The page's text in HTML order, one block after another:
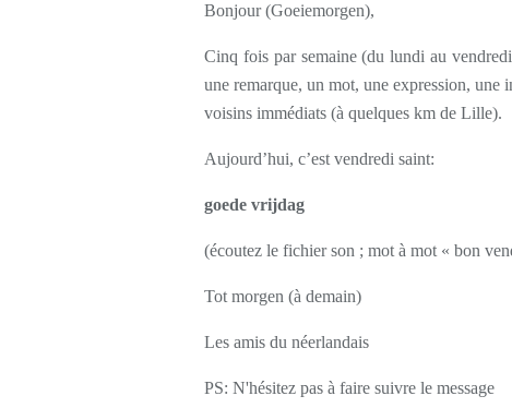
Bonjour (Goeiemorgen),
Cinq fois par semaine (du lundi au
une remarque, un mot, une expression,
voisins immédiats (à quelques km de Lille).
Aujourd’hui, c’est vendredi saint:
goede vrijdag
(écoutez le fichier son ; mot à mot « bon
Tot morgen (à demain)
Les amis du néerlandais
PS: N'hésitez pas à faire suivre le message